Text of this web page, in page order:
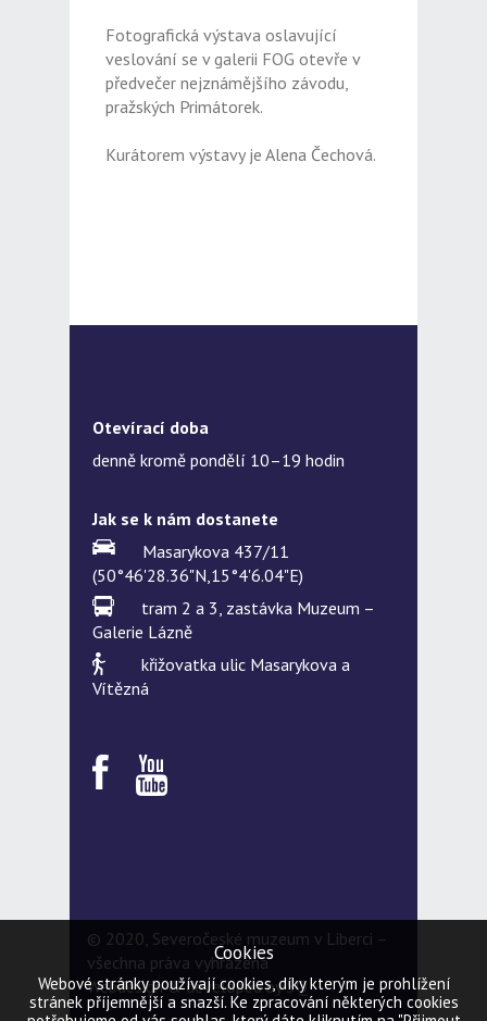
Fotografická výstava oslavující
veslování se v galerii FOG otevře v
předvečer nejznámějšího závodu,
pražských Primátorek.
Kurátorem výstavy je Alena Čechová.
Otevírací doba
denně kromě pondělí 10–19 hodin
Jak se k nám dostanete
Masarykova 437/11
(50°46'28.36"N,15°4'6.04"E)
tram 2 a 3, zastávka Muzeum –
Galerie Lázně
křižovatka ulic Masarykova a
Vítězná
© 2020, Severočeské muzeum v Liberci –
všechna práva vyhrazena
Webdesign & developed by5Q
Cookies
Webové stránky používají cookies, díky kterým je prohlížení
stránek příjemnější a snazší. Ke zpracování některých cookies